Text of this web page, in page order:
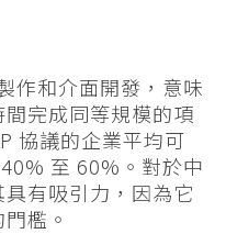
作和介面開發，意味
完成同等規模的項
協議的企業平均可
至 60%。對於中
有吸引力，因為它
檻。